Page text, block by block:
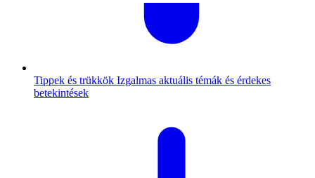
Tippek és trükkök Izgalmas aktuális témák és érdekes
betekintések